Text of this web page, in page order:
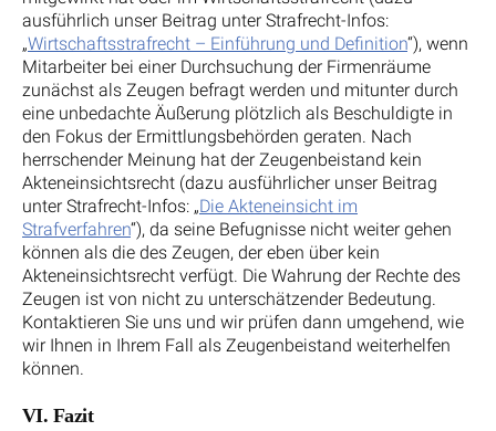
ausführlich unser Beitrag unter Strafrecht-Infos:
„Wirtschaftsstrafrecht – Einführung und Definition“), wenn
Mitarbeiter bei einer Durchsuchung der Firmenräume
zunächst als Zeugen befragt werden und mitunter durch
eine unbedachte Äußerung plötzlich als Beschuldigte in
den Fokus der Ermittlungsbehörden geraten. Nach
herrschender Meinung hat der Zeugenbeistand kein
Akteneinsichtsrecht (dazu ausführlicher unser Beitrag
unter Strafrecht-Infos: „Die Akteneinsicht im
Strafverfahren“), da seine Befugnisse nicht weiter gehen
können als die des Zeugen, der eben über kein
Akteneinsichtsrecht verfügt. Die Wahrung der Rechte des
Zeugen ist von nicht zu unterschätzender Bedeutung.
Kontaktieren Sie uns und wir prüfen dann umgehend, wie
wir Ihnen in Ihrem Fall als Zeugenbeistand weiterhelfen
können.
VI. Fazit